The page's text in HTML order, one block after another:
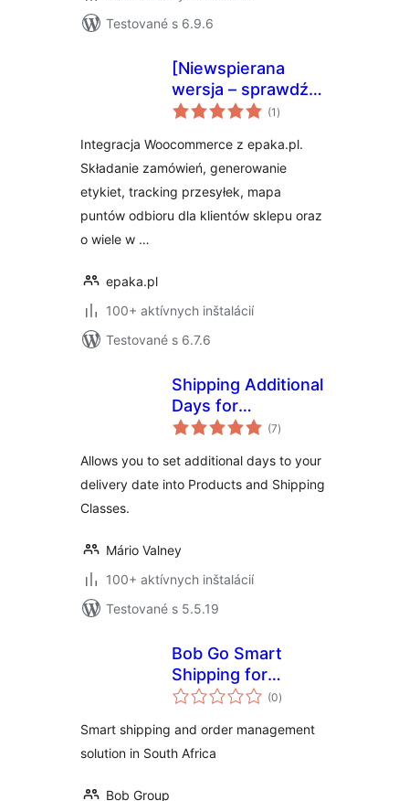
Testované s 6.9.6
[Niewspierana
wersja – sprawdź
nową] epaka.pl –
WooCommerce
(1 celkové
hodnotenie
)
Integracja Woocommerce z epaka.pl.
Składanie zamówień, generowanie
etykiet, tracking przesyłek, mapa
puntów odbioru dla klientów sklepu oraz
o wiele w …
epaka.pl
100+ aktívnych inštalácií
Testované s 6.7.6
Shipping Additional
Days for
WooCommerce
(7celkové
hodnotenie
)
Allows you to set additional days to your
delivery date into Products and Shipping
Classes.
Mário Valney
100+ aktívnych inštalácií
Testované s 5.5.19
Bob Go Smart
Shipping for
WooCommerce
(0celkové
hodnotenie
)
Smart shipping and order management
solution in South Africa
Bob Group